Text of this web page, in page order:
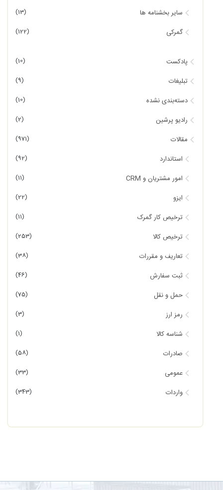
سایر بخشنامه ها (13)
گمرکی (122)
پادکست (10)
تبلیغات (9)
دسته‌بندی نشده (10)
رادیو پرشین (2)
مقالات (971)
استاندارد (92)
امور مشتریان و CRM (11)
ایزو (22)
ترخیص کار گمرک (11)
ترخیص کالا (253)
تعاریف و مقررات (38)
ثبت سفارش (46)
حمل و نقل (75)
رمز ارز (3)
شناسه کالا (1)
صادرات (58)
عمومی (33)
واردات (343)